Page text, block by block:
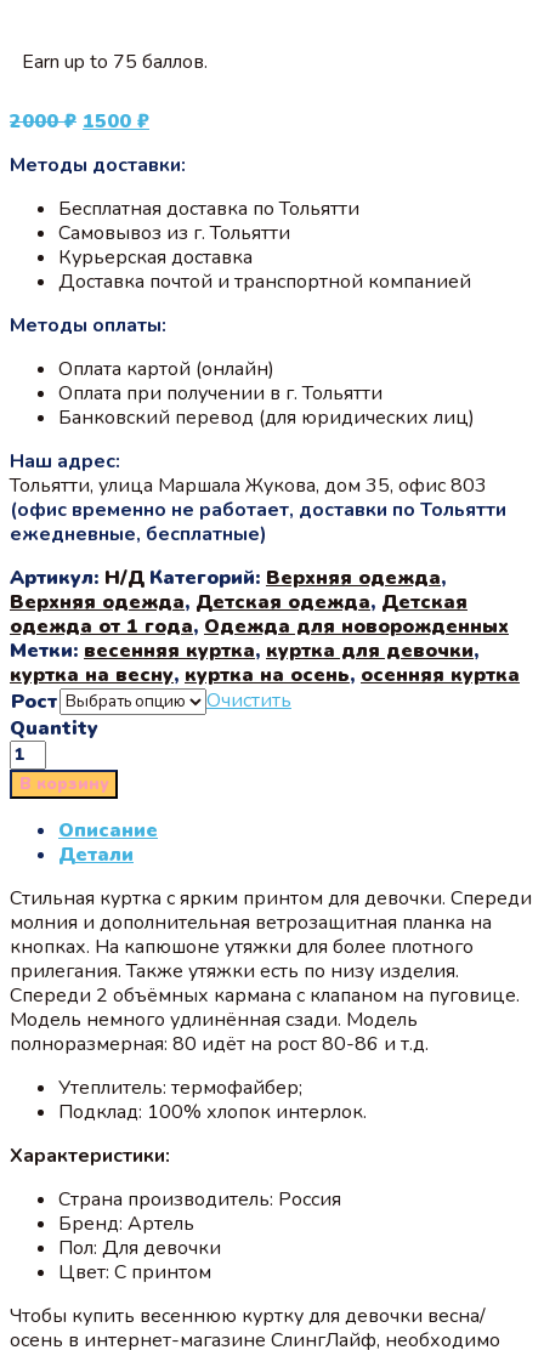
Earn up to 75 баллов.
2000₽ Первоначальная
составляла
1500 ₽Текущая
1500 ₽.
Методы доставки:
Бесплатная доставка по Тольятти
Самовывоз из г. Тольятти
Курьерская доставка
Доставка почтой и транспортной компанией
Методы оплаты:
Оплата картой (онлайн)
Оплата при получении в г. Тольятти
Банковский перевод (для юридических лиц)
Наш адрес:
Тольятти, улица Маршала Жукова, дом 35, офис 803
(офис временно не работает, доставки по Тольятти
ежедневные, бесплатные)
Артикул: Н/Д Категорий: Верхняя одежда,
Верхняя одежда, Детская одежда, Детская
одежда от 1 года, Одежда для новорожденных
Метки: весенняя куртка, куртка для девочки,
куртка на весну, куртка на осень, осенняя куртка
Рост
Очистить
Quantity
В корзину
Описание
Детали
Стильная куртка с ярким принтом для девочки. Спереди
молния и дополнительная ветрозащитная планка на
кнопках. На капюшоне утяжки для более плотного
прилегания. Также утяжки есть по низу изделия.
Спереди 2 объёмных кармана с клапаном на пуговице.
Модель немного удлинённая сзади. Модель
полноразмерная: 80 идёт на рост 80-86 и т.д.
Утеплитель: термофайбер;
Подклад: 100% хлопок интерлок.
Характеристики:
Страна производитель: Россия
Бренд: Артель
Пол: Для девочки
Цвет: С принтом
Чтобы купить весеннюю куртку для девочки весна/
осень в интернет-магазине СлингЛайф, необходимо